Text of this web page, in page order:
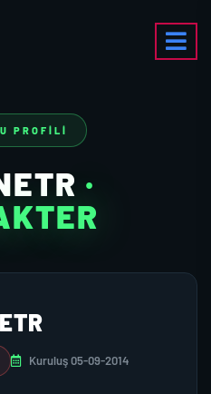
PROFILI
·
Kuruluş 05-09-2014